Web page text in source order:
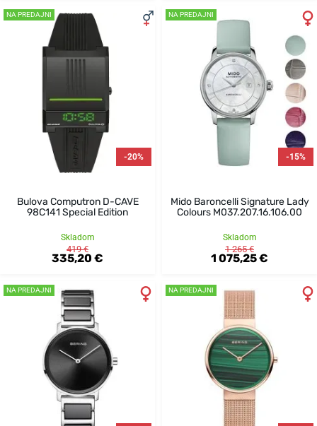
NA PREDAJNI
-20%
Bulova Computron D-CAVE
98C141 Special Edition
Skladom
419 €
335,20 €
NA PREDAJNI
-15%
Mido Baroncelli Signature Lady
Colours M037.207.16.106.00
Skladom
1 265 €
1 075,25 €
NA PREDAJNI NA PREDAJNI